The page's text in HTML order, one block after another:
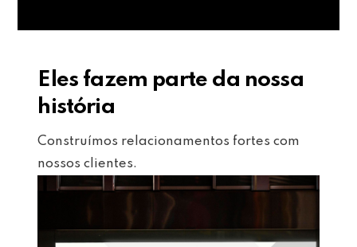
Eles fazem parte da nossa
história
Construímos relacionamentos fortes com
nossos clientes.